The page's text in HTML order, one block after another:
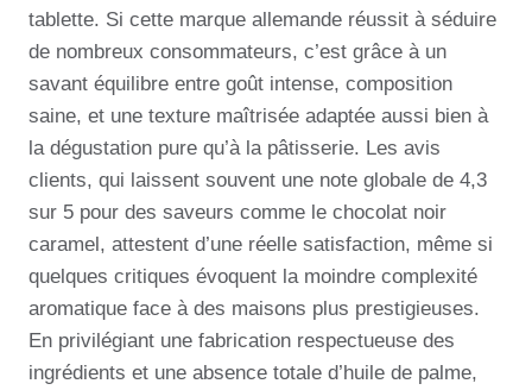
tablette. Si cette marque allemande réussit à séduire
de nombreux consommateurs, c’est grâce à un
savant équilibre entre goût intense, composition
saine, et une texture maîtrisée adaptée aussi bien à
la dégustation pure qu’à la pâtisserie. Les avis
clients, qui laissent souvent une note globale de 4,3
sur 5 pour des saveurs comme le chocolat noir
caramel, attestent d’une réelle satisfaction, même si
quelques critiques évoquent la moindre complexité
aromatique face à des maisons plus prestigieuses.
En privilégiant une fabrication respectueuse des
ingrédients et une absence totale d’huile de palme,